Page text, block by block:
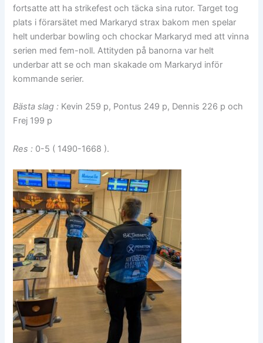
fortsatte att ha strikefest och täcka sina rutor. Target tog
plats i förarsätet med Markaryd strax bakom men spelar
helt underbar bowling och chockar Markaryd med att vinna
serien med fem-noll. Attityden på banorna var helt
underbar att se och man skakade om Markaryd inför
kommande serier.
Bästa slag : Kevin 259 p, Pontus 249 p, Dennis 226 p och
Frej 199 p
Res : 0-5 ( 1490-1668 ).